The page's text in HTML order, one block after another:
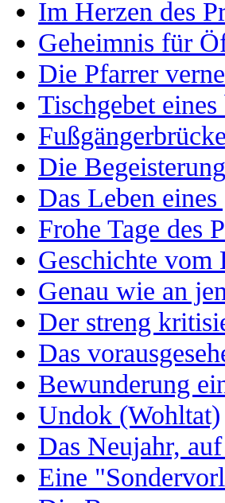
Im Herzen des
Geheimnis für
Die Pfarrer
Tischgebet
Fußgängerbrücke
Die
Das Leben
Frohe Tage des
Geschichte vom
Genau wie an
Der streng
Das
Bewunderung
Undok (Wohltat)
Das Neujahr,
Eine